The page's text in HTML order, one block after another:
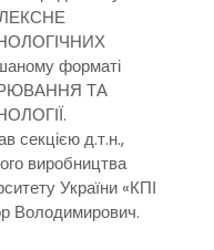
форматі
ТА
д.т.н.,
виробництва
України «КПІ
Володимирович.